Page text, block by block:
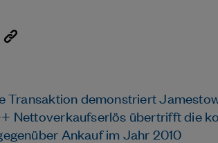
Transaktion demonstriert
Nettoverkaufserlös übertrifft die
Ankauf im Jahr 2010